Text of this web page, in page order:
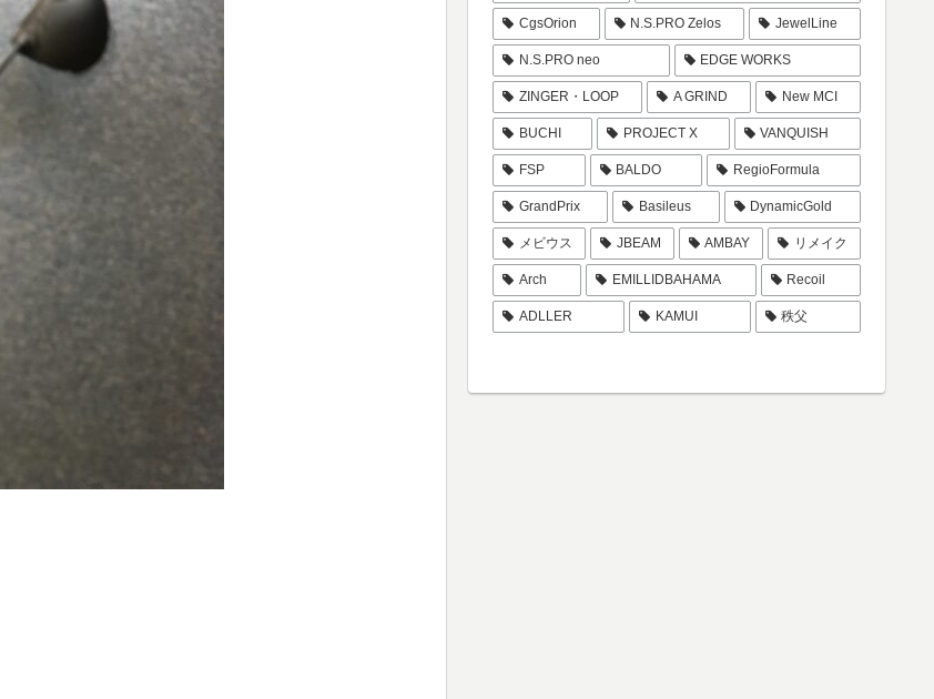
CgsOrion N.S.PRO Zelos JewelLine
N.S.PRO neo EDGE WORKS
ZINGER・LOOP A GRIND New MCI
BUCHI PROJECT X VANQUISH
FSP BALDO RegioFormula
GrandPrix Basileus DynamicGold
メビウス JBEAM AMBAY リメイク
Arch EMILLIDBAHAMA Recoil
ADLLER KAMUI 秩父